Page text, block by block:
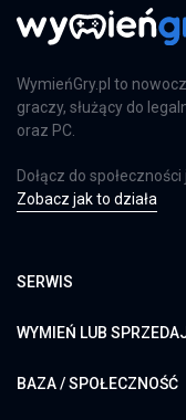
WymieńGry.pl to
graczy, służący do
oraz PC.
Dołącz do społeczności
Zobacz jak to działa
SERWIS
WYMIEŃ LUB
BAZA / SPOŁECZNOŚĆ